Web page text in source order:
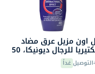
اون مزيل عرق مضاد
للبكتيريا للرجال ديونيكا، 50
التوصيلغداً